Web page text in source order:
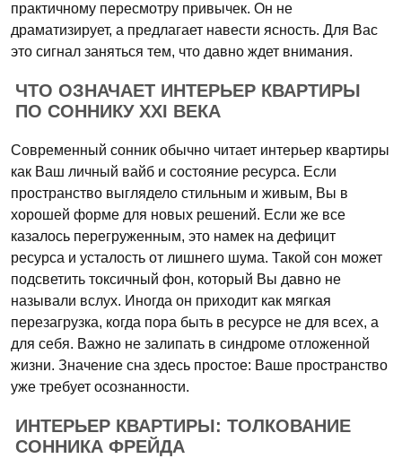
практичному пересмотру привычек. Он не
драматизирует, а предлагает навести ясность. Для Вас
это сигнал заняться тем, что давно ждет внимания.
ЧТО ОЗНАЧАЕТ ИНТЕРЬЕР КВАРТИРЫ
ПО СОННИКУ XXI ВЕКА
Современный сонник обычно читает интерьер квартиры
как Ваш личный вайб и состояние ресурса. Если
пространство выглядело стильным и живым, Вы в
хорошей форме для новых решений. Если же все
казалось перегруженным, это намек на дефицит
ресурса и усталость от лишнего шума. Такой сон может
подсветить токсичный фон, который Вы давно не
называли вслух. Иногда он приходит как мягкая
перезагрузка, когда пора быть в ресурсе не для всех, а
для себя. Важно не залипать в синдроме отложенной
жизни. Значение сна здесь простое: Ваше пространство
уже требует осознанности.
ИНТЕРЬЕР КВАРТИРЫ: ТОЛКОВАНИЕ
СОННИКА ФРЕЙДА